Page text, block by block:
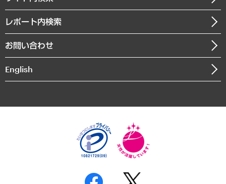
まちづくり・観光・交通・スポーツ・スマートシティ
自然資源・農林水産業・食料システム
沿革
組織図・本部部室紹介
インドネシア現地法人
個人情報保護方針
反社会的勢力に対する基本方針
レポート内検索
お問い合わせ
English